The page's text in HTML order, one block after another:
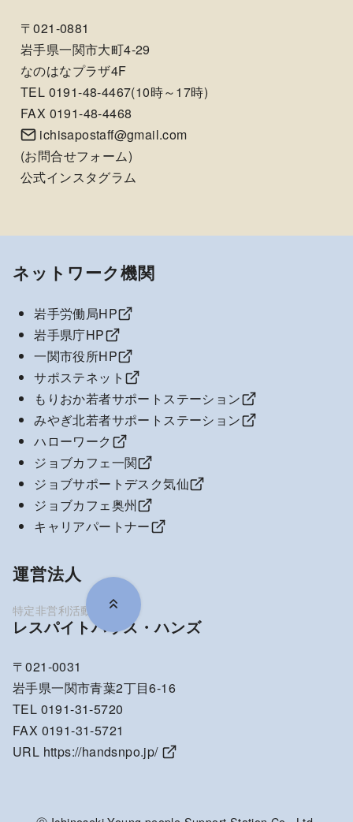
〒021-0881
岩手県一関市大町4-29
なのはなプラザ4F
TEL 0191-48-4467(10時～17時)
FAX 0191-48-4468
ichisapostaff@gmail.com
(お問合せフォーム)
公式インスタグラム
ネットワーク機関
岩手労働局HP
岩手県庁HP
一関市役所HP
サポステネット
もりおか若者サポートステーション
みやぎ北若者サポートステーション
ハローワーク
ジョブカフェ一関
ジョブサポートデスク気仙
ジョブカフェ奥州
キャリアパートナー
運営法人
レスパイトハウス・ハンズ
〒021-0031
岩手県一関市青葉2丁目6-16
TEL 0191-31-5720
FAX 0191-31-5721
URL https://handsnpo.jp/